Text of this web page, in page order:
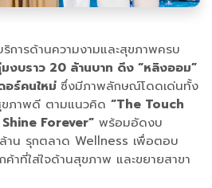
ริการด้านความงามและสุขภาพครบ
งบราว 20 ล้านบาท ดึง “หลิงออม”
ร์คนใหม่ ซึ่งมีภาพลักษณ์โดดเด่นทั้ง
ขภาพดี ตามแนวคิด “The Touch
Forever” พร้อมอัดงบ
าน รุกตลาด Wellness เพื่อตอบ
าที่ใส่ใจด้านสุขภาพ และขยายสาขา